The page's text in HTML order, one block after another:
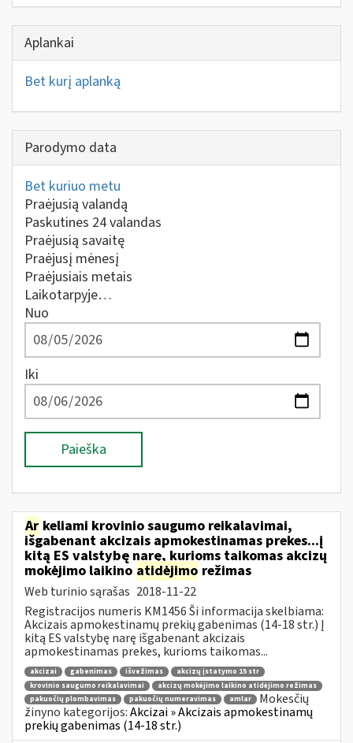
Aplankai
Bet kurį aplanką
Parodymo data
Bet kuriuo metu
Praėjusią valandą
Paskutines 24 valandas
Praėjusią savaitę
Praėjusį mėnesį
Praėjusiais metais
Laikotarpyje…
Nuo
Iki
Paieška
Ar keliami krovinio saugumo reikalavimai,
išgabenant akcizais apmokestinamas prekes...į
kitą ES valstybę narę, kurioms taikomas akcizų
mokėjimo laikino atidėjimo režimas
Web turinio sąrašas 2018-11-22
Registracijos numeris KM1456 Ši informacija skelbiama:
Akcizais apmokestinamų prekių gabenimas (14-18 str.) Į
kitą ES valstybę narę išgabenant akcizais
apmokestinamas prekes, kurioms taikomas...
akcizai gabenimas išvežimas
akcizų įstatymo 15 str
krovinio saugumo reikalavimai
akcizų mokėjimo laikino atidėjimo režimas
pakuočių plombavimas
pakuočių numeravimas amlar
Mokesčių
žinyno kategorijos:Akcizai » Akcizais apmokestinamų
prekių gabenimas (14-18 str.)